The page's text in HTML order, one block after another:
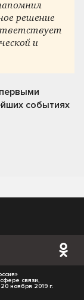
решение
и
событиях
связи,
ноября 2019 г.